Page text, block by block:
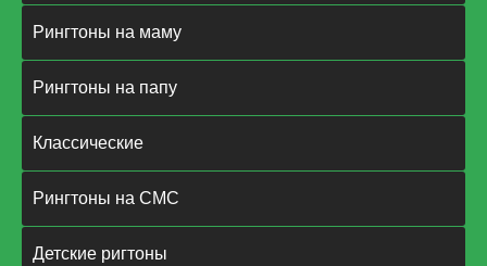
Рингтоны на маму
Рингтоны на папу
Классические
Рингтоны на СМС
Детские ригтоны